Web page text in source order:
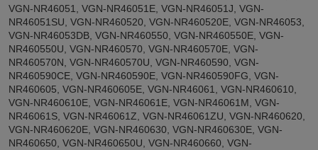
VGN-NR46051, VGN-NR46051E, VGN-NR46051J, VGN-
NR46051SU, VGN-NR460520, VGN-NR460520E, VGN-NR46053,
VGN-NR46053DB, VGN-NR460550, VGN-NR460550E, VGN-
NR460550U, VGN-NR460570, VGN-NR460570E, VGN-
NR460570N, VGN-NR460570U, VGN-NR460590, VGN-
NR460590CE, VGN-NR460590E, VGN-NR460590FG, VGN-
NR460605, VGN-NR460605E, VGN-NR46061, VGN-NR460610,
VGN-NR460610E, VGN-NR46061E, VGN-NR46061M, VGN-
NR46061S, VGN-NR46061Z, VGN-NR46061ZU, VGN-NR460620,
VGN-NR460620E, VGN-NR460630, VGN-NR460630E, VGN-
NR460650, VGN-NR460650U, VGN-NR460660, VGN-